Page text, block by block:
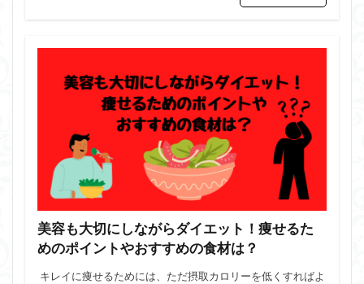
美容も大切にしながらダイエット！痩せるた
めのポイントやおすすめの食材は？
キレイに痩せるためには、ただ摂取カロリーを低くすればよ